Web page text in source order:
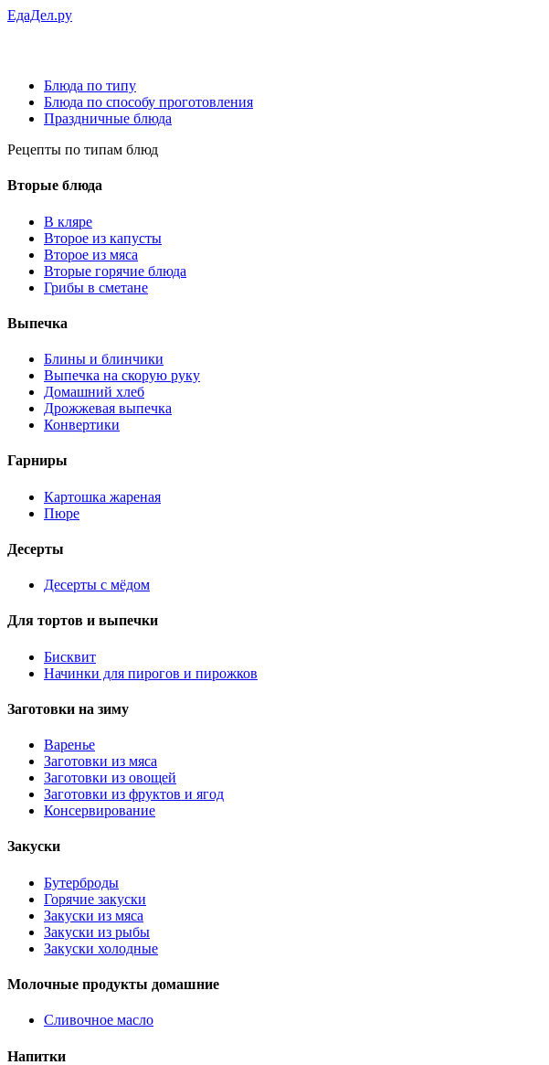
ЕдаДел.ру
Блюда по типу
Блюда по способу проготовления
Праздничные блюда
Рецепты по типам блюд
Вторые блюда
В кляре
Второе из капусты
Второе из мяса
Вторые горячие блюда
Грибы в сметане
Выпечка
Блины и блинчики
Выпечка на скорую руку
Домашний хлеб
Дрожжевая выпечка
Конвертики
Гарниры
Картошка жареная
Пюре
Десерты
Десерты с мёдом
Для тортов и выпечки
Бисквит
Начинки для пирогов и пирожков
Заготовки на зиму
Варенье
Заготовки из мяса
Заготовки из овощей
Заготовки из фруктов и ягод
Консервирование
Закуски
Бутерброды
Горячие закуски
Закуски из мяса
Закуски из рыбы
Закуски холодные
Молочные продукты домашние
Сливочное масло
Напитки